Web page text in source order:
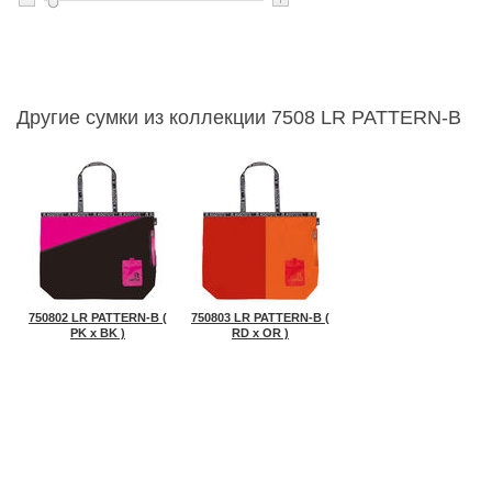
Другие сумки из коллекции 7508 LR PATTERN-B
750802 LR PATTERN-B (
PK x BK )
750803 LR PATTERN-B (
RD x OR )